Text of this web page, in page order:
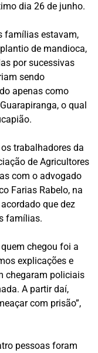
dia 26 de junho.
famílias estavam,
de mandioca,
por sucessivas
sendo
apenas como
o qual
trabalhadores da
de Agricultores
com o advogado
Farias Rabelo, na
que dez
famílias.
chegou foi a
explicações e
chegaram policiais
A partir daí,
com prisão”,
pessoas foram